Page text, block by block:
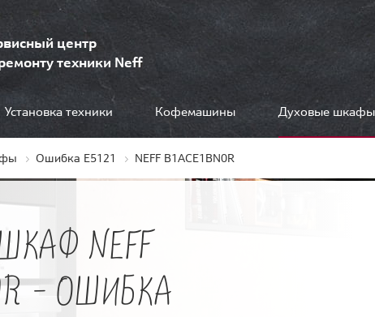
центр
техники Neff
Установка техники Кофемашины Духовые шкафы
Ошибка E5121 NEFF B1ACE1BN0R
NEFF
- ОШИБКА